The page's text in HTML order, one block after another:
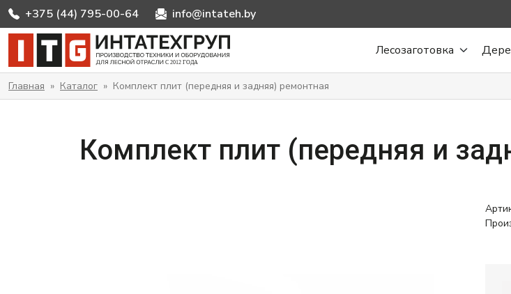
+375 (44) 795-00-64 info@intateh.by
ИНТАТЕХГРУП
Лесозаготовка
Главная » Каталог » Комплект плит (передняя и задняя) ремонтная
Комплект плит (передняя и